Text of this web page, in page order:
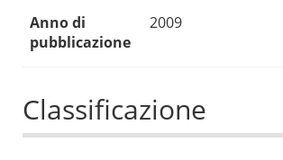
Anno di
pubblicazione
2009
Classificazione